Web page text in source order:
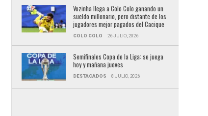
Vozinha llega a Colo Colo ganando un
sueldo millonario, pero distante de los
jugadores mejor pagados del Cacique
COLO COLO 26 JULIO, 2026
Semifinales Copa de la Liga: se juega
hoy y mañana jueves
DESTACADOS 8 JULIO, 2026